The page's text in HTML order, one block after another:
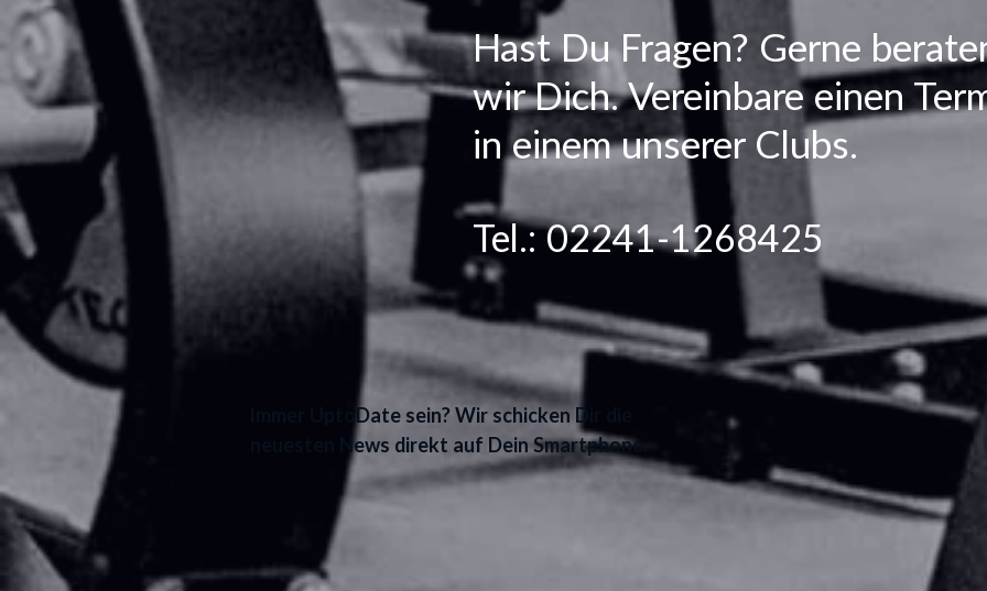
Hast Du Fragen? Gerne
wir Dich. Vereinbare einen
in einem unserer Clubs.
Tel.: 02241-1268425
Immer UptoDate sein? Wir schicken Dir die
neuesten News direkt auf Dein Smartphone.